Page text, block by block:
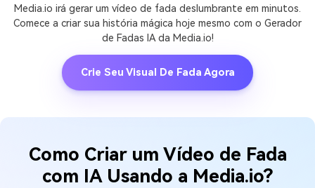
Media.io irá gerar um vídeo de fada deslumbrante em minutos.
Comece a criar sua história mágica hoje mesmo com o Gerador
de Fadas IA da Media.io!
Crie Seu Visual De Fada Agora
Como Criar um Vídeo de Fada
com IA Usando a Media.io?